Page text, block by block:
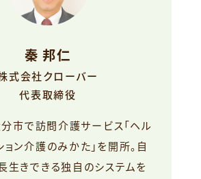
秦 邦仁
式会社クローバー
代表取締役
市で訪問介護サービス「ヘル
ン介護のみかた」を開所。自
生きできる独自のシステムを